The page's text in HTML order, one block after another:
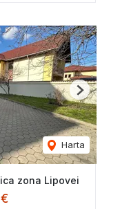
Harta
Next
zona Lipovei